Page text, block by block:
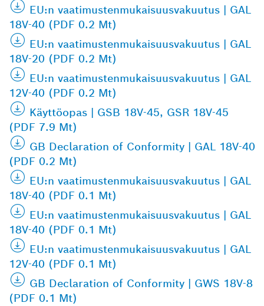
EU:n vaatimustenmukaisuusvakuutus | GAL
18V-40 (PDF 0.2 Mt)
EU:n vaatimustenmukaisuusvakuutus | GAL
18V-20 (PDF 0.2 Mt)
EU:n vaatimustenmukaisuusvakuutus | GAL
12V-40 (PDF 0.2 Mt)
Käyttöopas | GSB 18V-45, GSR 18V-45
(PDF 7.9 Mt)
GB Declaration of Conformity | GAL 18V-40
(PDF 0.2 Mt)
EU:n vaatimustenmukaisuusvakuutus | GAL
18V-40 (PDF 0.1 Mt)
EU:n vaatimustenmukaisuusvakuutus | GAL
18V-40 (PDF 0.1 Mt)
EU:n vaatimustenmukaisuusvakuutus | GAL
12V-40 (PDF 0.1 Mt)
GB Declaration of Conformity | GWS 18V-8
(PDF 0.1 Mt)